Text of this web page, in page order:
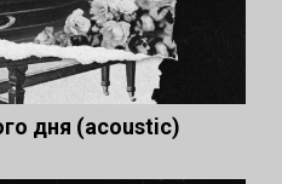
дня (acoustic)